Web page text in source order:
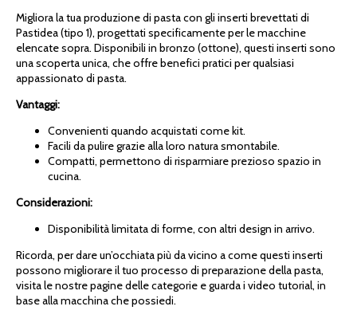
Migliora la tua produzione di pasta con gli inserti brevettati di
Pastidea (tipo 1), progettati specificamente per le macchine
elencate sopra. Disponibili in bronzo (ottone), questi inserti sono
una scoperta unica, che offre benefici pratici per qualsiasi
appassionato di pasta.
Vantaggi:
Convenienti quando acquistati come kit.
Facili da pulire grazie alla loro natura smontabile.
Compatti, permettono di risparmiare prezioso spazio in
cucina.
Considerazioni:
Disponibilità limitata di forme, con altri design in arrivo.
Ricorda, per dare un’occhiata più da vicino a come questi inserti
possono migliorare il tuo processo di preparazione della pasta,
visita le nostre pagine delle categorie e guarda i video tutorial, in
base alla macchina che possiedi.